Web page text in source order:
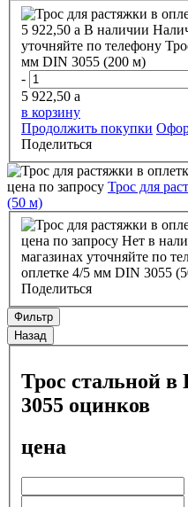
5 922,50 a В наличии
уточняйте по телефону
мм DIN 3055 (200 м)
-
5 922,50 a
в корзину
Продолжить покупки
Поделиться
цена по запросу Трос для
(50 м)
цена по запросу Нет в
магазинах уточняйте по
оплетке 4/5 мм DIN 3055
Поделиться
Фильтр
Назад
Трос стальной
3055 оцинков
цена